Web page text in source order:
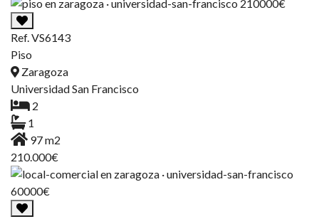
Ref. VS6143
Piso
Zaragoza
Universidad San Francisco
2
1
97 m2
210.000€